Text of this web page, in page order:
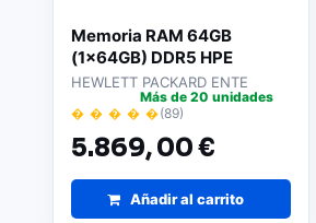
Memoria RAM 64GB
(1x64GB) DDR5 HPE
P43331-B21 para
Servidores
HEWLETT PACKARD ENTE
� � � � �(89)
5.869,00 €
Más de 20 unidades
Añadir al carrito